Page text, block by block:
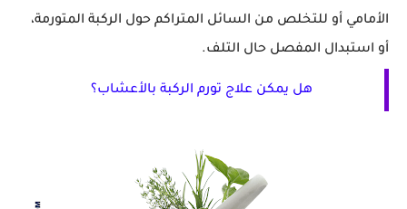
الأمامي أو للتخلص من السائل المتراكم حول الركبة المتورمة،
أو استبدال المفصل حال التلف.
هل يمكن علاج تورم الركبة بالأعشاب؟